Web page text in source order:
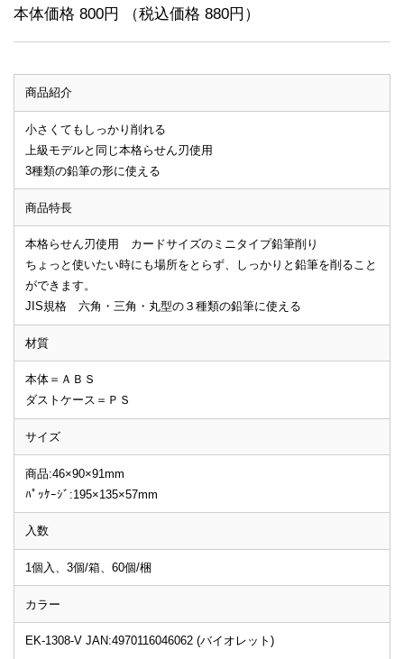
本体価格 800円 （税込価格 880円）
商品紹介
小さくてもしっかり削れる
上級モデルと同じ本格らせん刃使用
3種類の鉛筆の形に使える
商品特長
本格らせん刃使用 カードサイズのミニタイプ鉛筆削り
ちょっと使いたい時にも場所をとらず、しっかりと鉛筆を削ること
ができます。
JIS規格 六角・三角・丸型の３種類の鉛筆に使える
材質
本体＝ＡＢＳ
ダストケース＝ＰＳ
サイズ
商品:46×90×91mm
ﾊﾟｯｹｰｼﾞ:195×135×57mm
入数
1個入、3個/箱、60個/梱
カラー
EK-1308-V JAN:4970116046062 (バイオレット)